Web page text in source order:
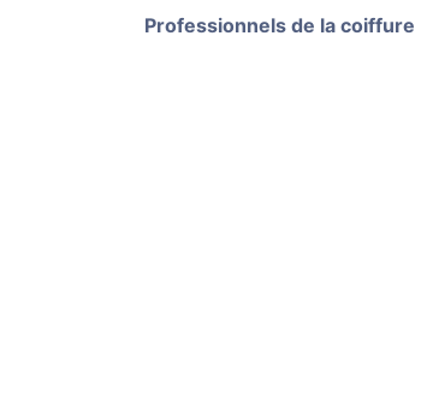
Professionnels de la coiffure